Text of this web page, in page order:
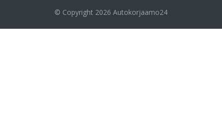
© Copyright 2026 Autokorjaamo24